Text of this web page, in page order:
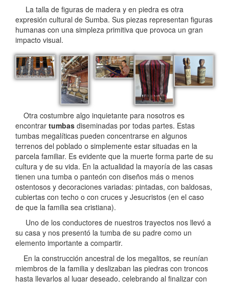
La talla de figuras de madera y en piedra es otra
expresión cultural de Sumba. Sus piezas representan figuras
humanas con una simpleza primitiva que provoca un gran
impacto visual.
Otra costumbre algo inquietante para nosotros es
encontrar tumbas diseminadas por todas partes. Estas
tumbas megalíticas pueden concentrarse en algunos
terrenos del poblado o simplemente estar situadas en la
parcela familiar. Es evidente que la muerte forma parte de su
cultura y de su vida. En la actualidad la mayoría de las casas
tienen una tumba o panteón con diseños más o menos
ostentosos y decoraciones variadas: pintadas, con baldosas,
cubiertas con techo o con cruces y Jesucristos (en el caso
de que la familia sea cristiana).
Uno de los conductores de nuestros trayectos nos llevó a
su casa y nos presentó la tumba de su padre como un
elemento importante a compartir.
En la construcción ancestral de los megalitos, se reunían
miembros de la familia y deslizaban las piedras con troncos
hasta llevarlos al lugar deseado, celebrando al finalizar con